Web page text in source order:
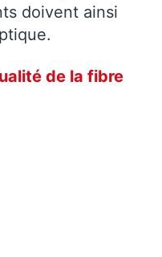
doivent ainsi
de la fibre